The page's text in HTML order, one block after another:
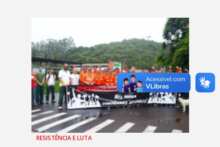
RESISTÊNCIA E LUTA